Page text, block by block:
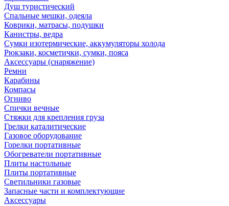
Душ туристический
Спальные мешки, одеяла
Коврики, матрасы, подушки
Канистры, ведра
Сумки изотермические, аккумуляторы холода
Рюкзаки, косметички, сумки, пояса
Аксессуары (снаряжение)
Ремни
Карабины
Компасы
Огниво
Спички вечные
Стяжки для крепления груза
Грелки каталитические
Газовое оборудование
Горелки портативные
Обогреватели портативные
Плиты настольные
Плиты портативные
Светильники газовые
Запасные части и комплектующие
Аксессуары